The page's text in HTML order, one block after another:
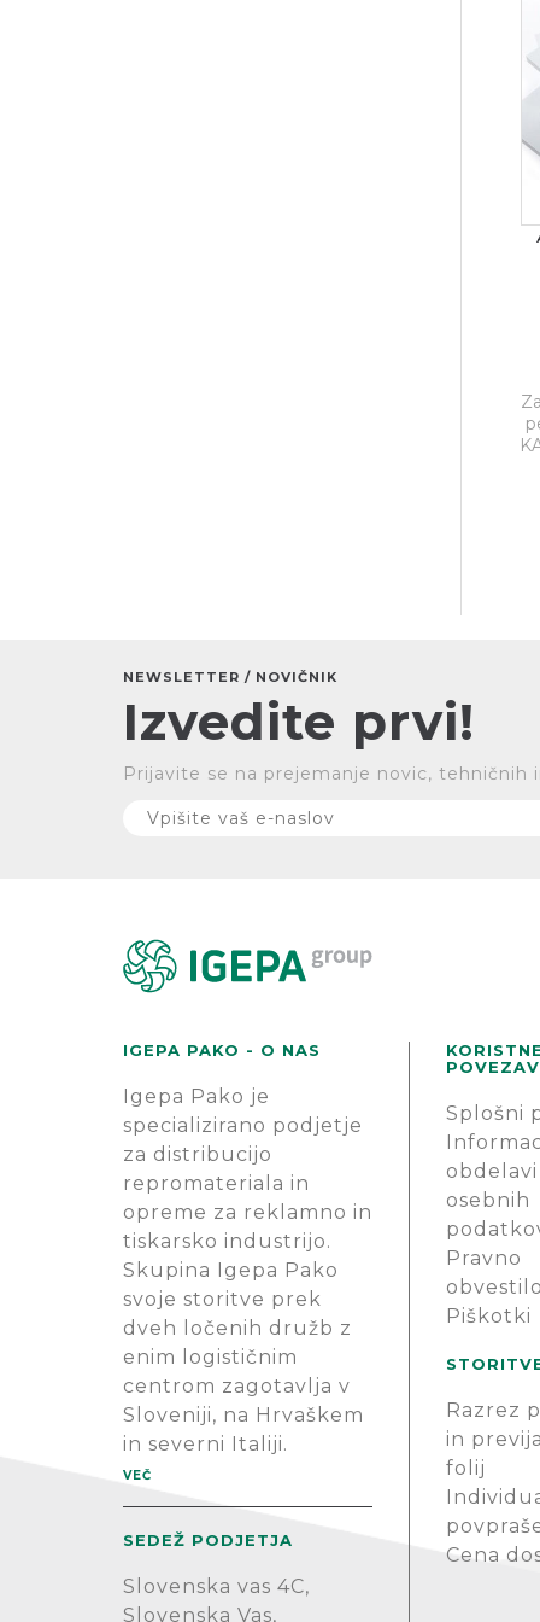
NEWSLETTER / NOVIČNIK
Izvedite prvi!
Prijavite se na prejemanje novic,
IGEPA PAKO - O NAS
Igepa Pako je
specializirano podjetje
za distribucijo
repromateriala in
opreme za reklamno in
tiskarsko industrijo.
Skupina Igepa Pako
svoje storitve prek
dveh ločenih družb z
enim logističnim
centrom zagotavlja v
Sloveniji, na Hrvaškem
in severni Italiji.
VEČ
SEDEŽ PODJETJA
Slovenska vas 4C,
Slovenska Vas,
KORISTNE
Splošni
obdelavi
osebnih
Pravno
obvestilo
Piškotki
Razrez
in
folij
Cena